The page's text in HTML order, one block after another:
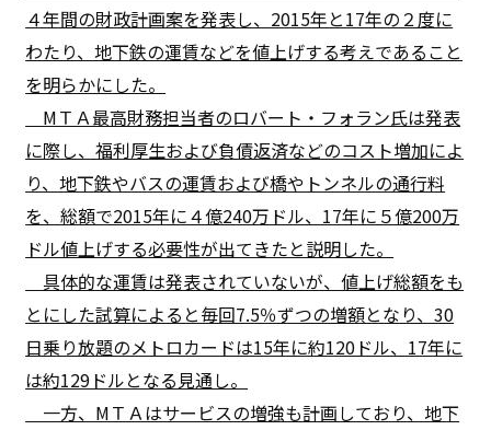
４年間の財政計画案を発表し、2015年と17年の２度に
わたり、地下鉄の運賃などを値上げする考えであること
を明らかにした。
MＴＡ最高財務担当者のロバート・フォラン氏は発表
に際し、福利厚生および負債返済などのコスト増加によ
り、地下鉄やバスの運賃および橋やトンネルの通行料
を、総額で2015年に４億240万ドル、17年に５億200万
ドル値上げする必要性が出てきたと説明した。
具体的な運賃は発表されていないが、値上げ総額をも
とにした試算によると毎回7.5％ずつの増額となり、30
日乗り放題のメトロカードは15年に約120ドル、17年に
は約129ドルとなる見通し。
一方、MＴＡはサービスの増強も計画しており、地下